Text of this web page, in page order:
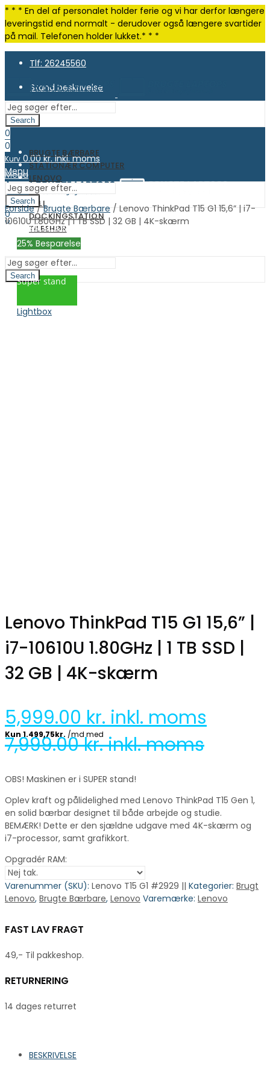
* * * En del af personalet holder ferie og vi har derfor længere
leveringstid end normalt - derudover også længere svartider
på mail. Telefonen holder lukket.* * *
Tlf: 26245560
Stand beskrivelse
Search
0
0
Kurv 0.00kr. inkl. moms
Menu
0
0
0.00kr. inkl. moms
BRUGTE BÆRBARE
STATIONÆR COMPUTER
LENOVO
HP
DELL
DOCKINGSTATION
TILBEHØR
OUTLET
Search
Menu
Search
0
Kurv 0.00kr. inkl. moms
Forside/Brugte Bærbare / Lenovo ThinkPad T15 G1 15,6” | i7-
10610U 1.80GHz | 1 TB SSD | 32 GB | 4K-skærm
25% Besparelse
Super stand
Lightbox
Lenovo ThinkPad T15 G1 15,6” |
i7-10610U 1.80GHz | 1 TB SSD |
32 GB | 4K-skærm
5,999.00 kr. inkl. moms
7,999.00kr. inkl. moms
OBS! Maskinen er i SUPER stand!
Oplev kraft og pålidelighed med Lenovo ThinkPad T15 Gen 1,
en solid bærbar designet til både arbejde og studie.
BEMÆRK! Dette er den sjældne udgave med 4K-skærm og
i7-processor, samt grafikkort.
Opgradér RAM:
Varenummer (SKU): Lenovo T15 G1 #2929 || Kategorier: Brugt
Lenovo, Brugte Bærbare, Lenovo Varemærke: Lenovo
FAST LAV FRAGT
49,- Til pakkeshop.
RETURNERING
14 dages returret
BESKRIVELSE